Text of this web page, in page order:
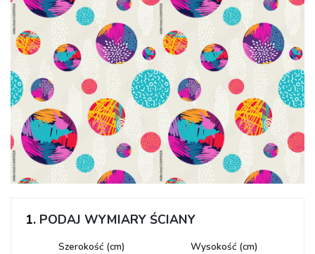
1. PODAJ WYMIARY ŚCIANY
Szerokość (cm) Wysokość (cm)